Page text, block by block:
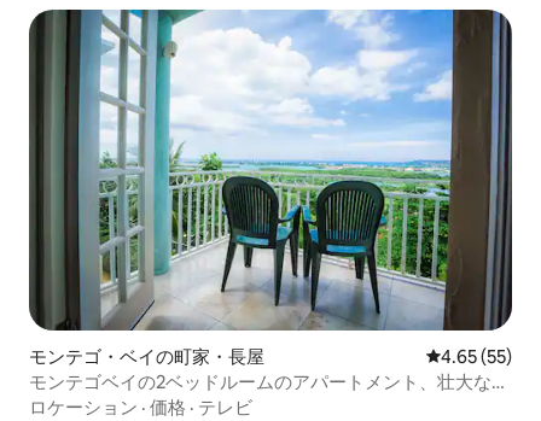
モンテゴ・ベイの町家・長屋 レビュー55
4.65 (55)
モンテゴベイの2ベッドルームのアパートメント、壮大な景
色
ロケーション · 価格 · テレビ